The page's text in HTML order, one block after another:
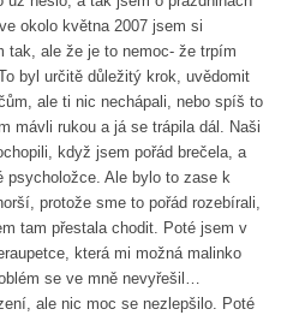
okolo května 2007 jsem si
tak, ale že je to nemoc- že trpím
byl určitě důležitý krok, uvědomit
ale ti nic nechápali, nebo spíš to
mávli rukou a já se trápila dál. Naši
když jsem pořád brečela, a
psycholožce. Ale bylo to zase k
protože sme to pořád rozebírali,
tam přestala chodit. Poté jsem v
která mi možná malinko
se ve mně nevyřešil…
ale nic moc se nezlepšilo. Poté